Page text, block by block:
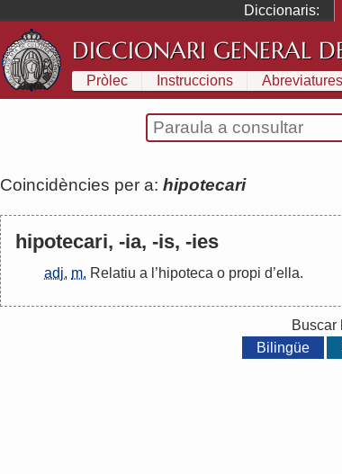
Diccionaris:
DICCIONARI GENERAL
Pròlec Instruccions Abreviatures
Coincidències per a: hipotecari
hipotecari, -ia, -is, -ies
adj. m. Relatiu a ’hipoteca o propi d’ella.
Buscar
Bilingüe